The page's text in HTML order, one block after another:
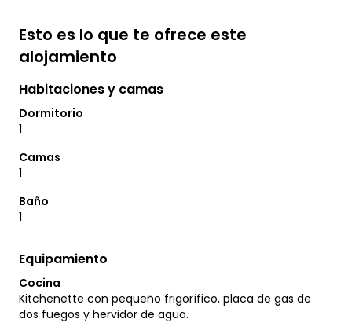
Esto es lo que te ofrece este
alojamiento
Habitaciones y camas
Dormitorio
1
Camas
1
Baño
1
Equipamiento
Cocina
Kitchenette con pequeño frigorífico, placa de gas de
dos fuegos y hervidor de agua.